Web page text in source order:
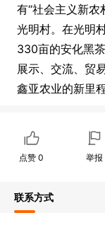
有“社会主义新农
光明村。在光明
330亩的安化黑
展示、交流、贸
鑫亚农业的新里程
点赞0 举报
联系方式